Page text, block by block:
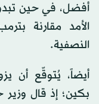
أفضل، في حين
الأمد مقارنة
النصفية.
أيضاً، يُتوقّع أن
بكين؛ إذ قال